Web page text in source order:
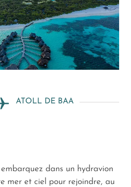
ATOLL DE BAA
dans un hydravion
mer et ciel pour rejoindre, au